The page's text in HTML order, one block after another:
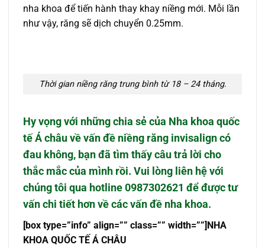
nha khoa để tiến hành thay khay niềng mới. Mỗi lần
như vậy, răng sẽ dịch chuyển 0.25mm.
Thời gian niềng răng trung bình từ 18 – 24 tháng.
Hy vọng với những chia sẻ của Nha khoa quốc
tế Á châuvề vấn đề niềng răng invisalign có
đau không, bạn đã tìm thấy câu trả lời cho
thắc mắc của mình rồi. Vui lòng liên hệ với
chúng tôi qua hotline 0987302621 để được tư
vấn chi tiết hơn về các vấn đề nha khoa.
[box type=”info” align=”” class=”” width=””]NHA
KHOA QUỐC TẾ Á CHÂU